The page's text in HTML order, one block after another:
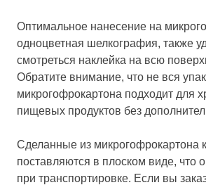
Оптимальное нанесение на
одноцветная шелкография, также
смотреться наклейка на всю
Обратите внимание, что не вся
микрогофрокартона подходит для
пищевых продуктов без
Cделанные из микрогофрокартона
поставляются в плоском виде, что
при транспортировке. Если вы